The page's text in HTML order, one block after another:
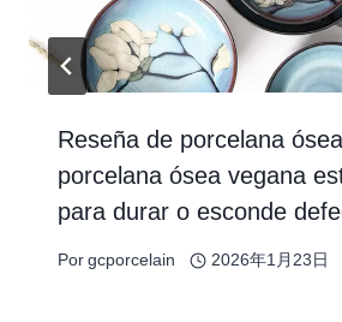
Reseña de porcelana
porcelana ósea vegana
para durar o esconde
Porgcporcelain 2026年1月23日